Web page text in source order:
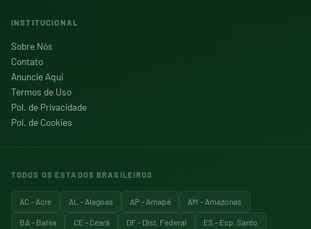
INSTITUCIONAL
Sobre Nós
Contato
Anuncie Aqui
Termos de Uso
Pol. de Privacidade
Pol. de Cookies
TODOS OS ESTADOS BRASILEIROS
AC – Acre AL – Alagoas AP – Amapá AM – Amazonas
BA – Bahia CE – Ceará DF – Dist. Federal ES – Esp. Santo